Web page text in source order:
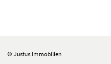
© Justus Immobilien